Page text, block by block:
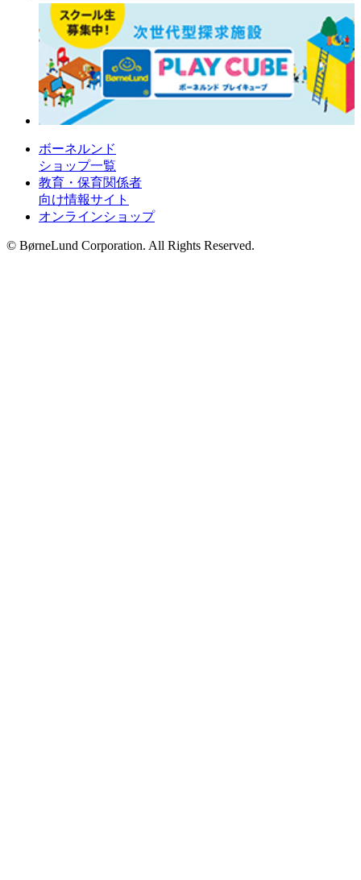
ボーネルンド
ショップ一覧
教育・保育関係者
向け情報サイト
オンラインショップ
© BørneLund Corporation. All Rights Reserved.